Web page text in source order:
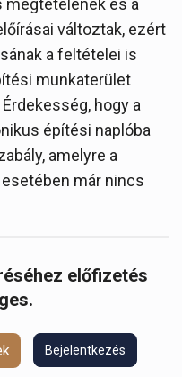
változtak, ezért
a feltételei is
munkaterület
hogy a
építési naplóba
amelyre a
már nincs
előfizetés
Bejelentkezés